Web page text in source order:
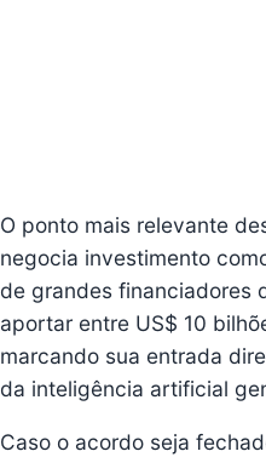
O ponto mais relevante
negocia investimento
de grandes financiadores
aportar entre US$ 10
marcando sua entrada
da inteligência artificial
Caso o acordo seja